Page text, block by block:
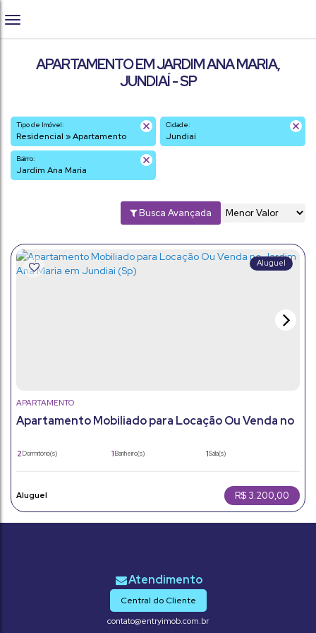
APARTAMENTO EM JARDIM ANA MARIA,
JUNDIAÍ - SP
Tipo de Imóvel:
Residencial » Apartamento
Cidade:
Jundiaí
Bairro:
Jardim Ana Maria
Busca Avançada
Apartamento Mobiliado para Locação Ou Venda no
APARTAMENTO
R$ 3.200,00
2Dormitório(s) 1Banheiro(s) 1Sala(s)
Central do Cliente
contato@entryimob.com.br